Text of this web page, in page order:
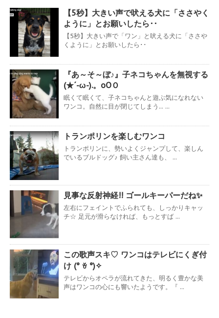
【5秒】大きい声で吠える犬に「ささやく
ように」とお願いしたら･･
【5秒】大きい声で「ワン」と吠える犬に「ささや
くように」とお願いしたら･･
『あ～そ～ぼ♪』子ネコちゃんを無視する
(★´-ω-).。oOＯ
眠くて眠くて、子ネコちゃんと遊ぶ気になれない
ワンコ。自然に目が閉じてしまう... ...
トランポリンを楽しむワンコ
トランポリンに、勢いよくジャンプして、楽しん
でいるブルドッグ♪ 飼い主さん達も、 ...
見事な反射神経!! ゴールキーパーだね✨
左右にフェイントでふられても、しっかりキャッ
チ☆ 足元が滑らなければ、もっとすば ...
この歌声スキ♡ ワンコはテレビにくぎ付
け (° ꈊ °)✧
テレビからオペラが流れてきた、明るく豊かな美
声はワンコの心にも響いたようです。『 ...